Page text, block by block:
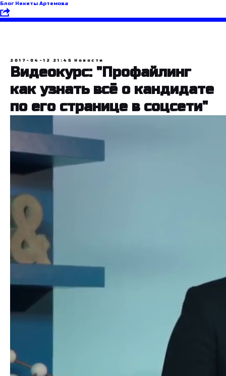
Блог Никиты Артемова
2017-04-12 21:45 Новости
Видеокурс: "Профайлинг
как узнать всё о кандидате
по его странице в соцсети"